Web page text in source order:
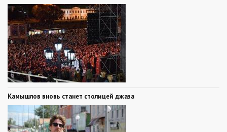
Камышлов вновь станет столицей джаза